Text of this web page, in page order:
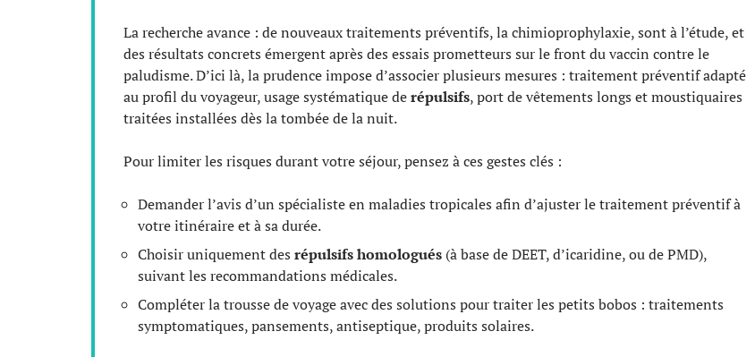
La recherche avance : de nouveaux traitements préventifs, la chimioprophylaxie, sont à l’étude, et
des résultats concrets émergent après des essais prometteurs sur le front du vaccin contre le
paludisme. D’ici là, la prudence impose d’associer plusieurs mesures : traitement préventif adapté
au profil du voyageur, usage systématique derépulsifs, port de vêtements longs et moustiquaires
traitées installées dès la tombée de la nuit.
Pour limiter les risques durant votre séjour, pensez à ces gestes clés :
Demander l’avis d’un spécialiste en maladies tropicales afin d’ajuster le traitement préventif à
votre itinéraire et à sa durée.
Choisir uniquement des répulsifs homologués (à base de DEET, d’icaridine, ou de PMD),
suivant les recommandations médicales.
Compléter la trousse de voyage avec des solutions pour traiter les petits bobos : traitements
symptomatiques, pansements, antiseptique, produits solaires.